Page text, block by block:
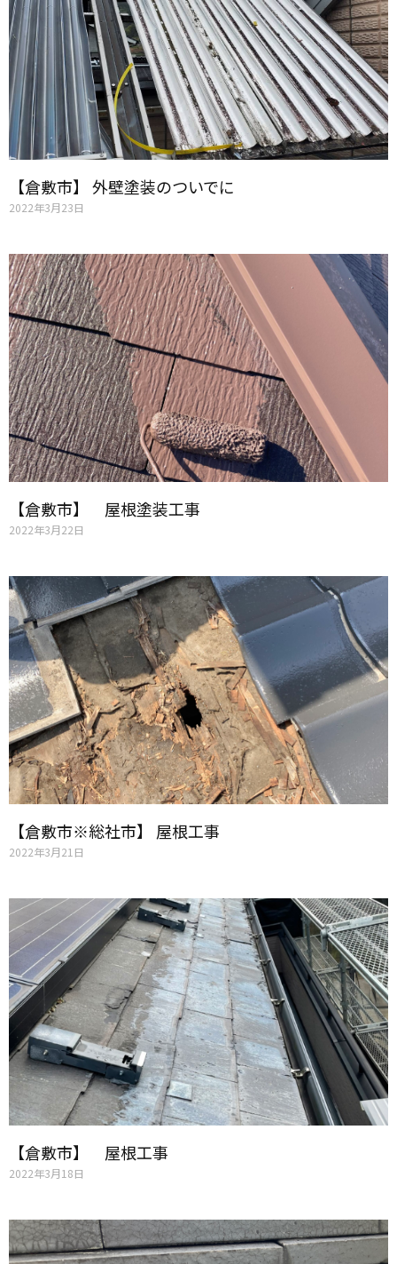
【倉敷市】 外壁塗装のついでに
2022年3月23日
【倉敷市】 屋根塗装工事
2022年3月22日
【倉敷市※総社市】 屋根工事
2022年3月21日
【倉敷市】 屋根工事
2022年3月18日